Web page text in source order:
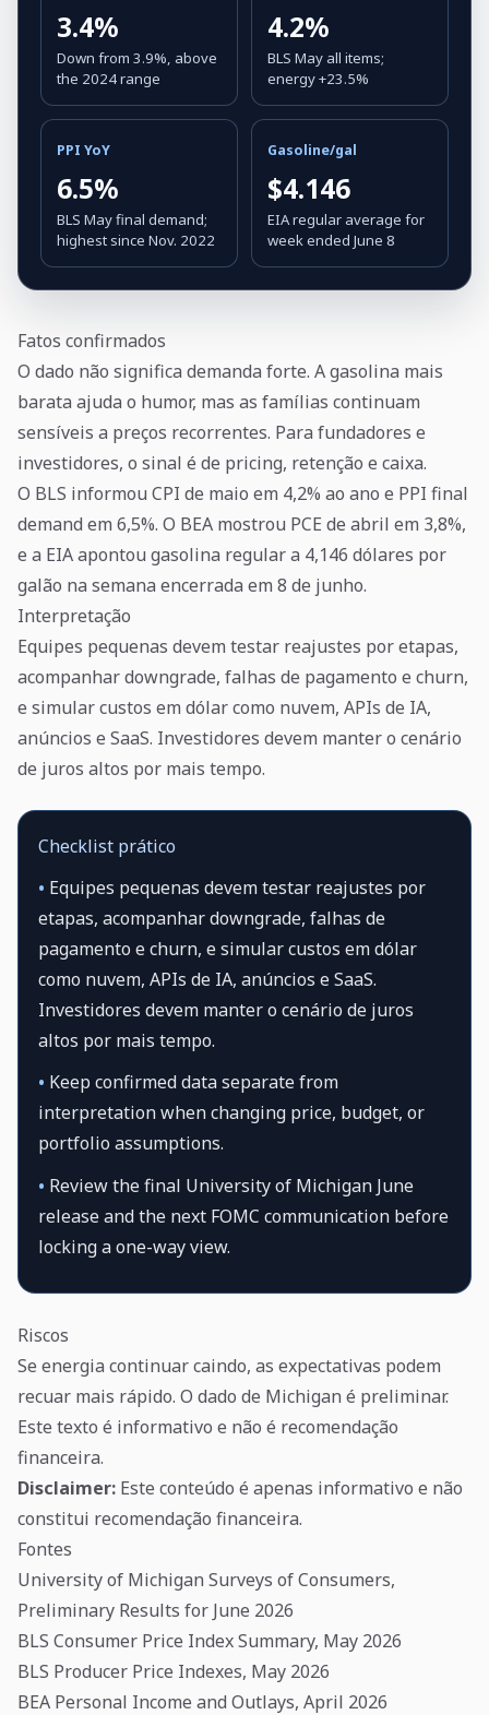
3.4%
Down from 3.9%, above
the 2024 range
4.2%
BLS May all items;
energy +23.5%
PPI YoY
6.5%
BLS May final demand;
highest since Nov. 2022
Gasoline/gal
$4.146
EIA regular average for
week ended June 8
Fatos confirmados
O dado não significa demanda forte. A gasolina mais
barata ajuda o humor, mas as famílias continuam
sensíveis a preços recorrentes. Para fundadores e
investidores, o sinal é de pricing, retenção e caixa.
O BLS informou CPI de maio em 4,2% ao ano e PPI final
demand em 6,5%. O BEA mostrou PCE de abril em 3,8%,
e a EIA apontou gasolina regular a 4,146 dólares por
galão na semana encerrada em 8 de junho.
Interpretação
Equipes pequenas devem testar reajustes por etapas,
acompanhar downgrade, falhas de pagamento e churn,
e simular custos em dólar como nuvem, APIs de IA,
anúncios e SaaS. Investidores devem manter o cenário
de juros altos por mais tempo.
Checklist prático
• Equipes pequenas devem testar reajustes por
etapas, acompanhar downgrade, falhas de
pagamento e churn, e simular custos em dólar
como nuvem, APIs de IA, anúncios e SaaS.
Investidores devem manter o cenário de juros
altos por mais tempo.
• Keep confirmed data separate from
interpretation when changing price, budget, or
portfolio assumptions.
• Review the final University of Michigan June
release and the next FOMC communication before
locking a one-way view.
Riscos
Se energia continuar caindo, as expectativas podem
recuar mais rápido. O dado de Michigan é preliminar.
Este texto é informativo e não é recomendação
financeira.
Disclaimer: Este conteúdo é apenas informativo e não
constitui recomendação financeira.
Fontes
University of Michigan Surveys of Consumers,
Preliminary Results for June 2026
BLS Consumer Price Index Summary, May 2026
BLS Producer Price Indexes, May 2026
BEA Personal Income and Outlays, April 2026